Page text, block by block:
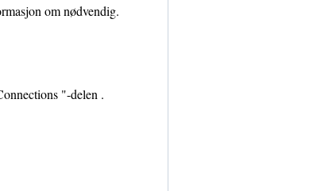
om nødvendig.
"-delen .